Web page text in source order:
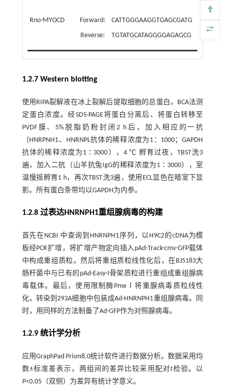
Rno-MYOCD
Forward:
Reverse:
CATTGGGAAGGTGAGCGATG
TGTATGCATAGGGGAGAGCG
1.2.7 Western blotting
使用RIPA裂解液在冰上裂解后提取细胞的总蛋白，BCA法测
定蛋白浓度。经SDS-PAGE将蛋白分离后、将蛋白转移至
PVDF膜、5%脱脂奶粉封闭2 h后，加入相应的一抗
（HNRPNH1、HNRNPL抗体的稀释浓度为1：1000；GAPDH
抗体的稀释浓度为1∶3000），4 ℃ 孵育过夜，TBST洗3
遍，加入二抗（山羊抗兔IgG的稀释浓度为1∶3000），室
温慢摇孵育1 h，再次TBST洗3遍，使用ECL显色在暗室下显
影。所有蛋白条带均以GAPDH为内参。
1.2.8 过表达HNRNPH1重组腺病毒的构建
首先在NCBI 中查询到HNRNPH1序列，以H9C2的cDNA为模
板经PCR扩增，将扩增产物定向插入pAd-Track-cmv-GFP载体
中构成重组质粒。然后将重组质粒线性化后，在BJ5183大
肠杆菌中与已有的pAd-Easy-I骨架质粒进行重组成重组腺病
毒载体。最后，使用限制酶PmeⅠ将重腺病毒质粒线性
化，转染到293A细胞中包装成Ad-HNRNPH1重组腺病毒。同
时，用同样的方法制备了Ad-GFP作为对照腺病毒。
1.2.9 统计学分析
应用GraphPad Prism8.0统计软件进行数据分析。数据采用均
数±标准差表示，两组间的差异比较采用配对t检验。以
P<0.05（双侧）为差异有统计学意义。